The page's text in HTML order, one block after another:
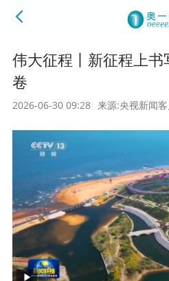
伟大征程丨新征程上
卷
2026-06-30 09:28 来源:央视新闻